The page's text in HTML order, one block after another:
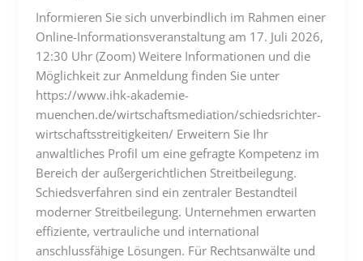
Informieren Sie sich unverbindlich im Rahmen einer
Online-Informationsveranstaltung am 17. Juli 2026,
12:30 Uhr (Zoom) Weitere Informationen und die
Möglichkeit zur Anmeldung finden Sie unter
https://www.ihk-akademie-
muenchen.de/wirtschaftsmediation/schiedsrichter-
wirtschaftsstreitigkeiten/ Erweitern Sie Ihr
anwaltliches Profil um eine gefragte Kompetenz im
Bereich der außergerichtlichen Streitbeilegung.
Schiedsverfahren sind ein zentraler Bestandteil
moderner Streitbeilegung. Unternehmen erwarten
effiziente, vertrauliche und international
anschlussfähige Lösungen. Für Rechtsanwälte und